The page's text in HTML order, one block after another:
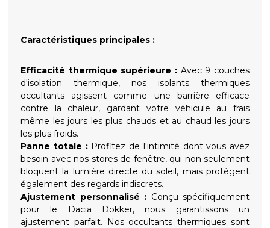
Caractéristiques principales :
Efficacité thermique supérieure : Avec 9 couches
d'isolation thermique, nos isolants thermiques
occultants agissent comme une barrière efficace
contre la chaleur, gardant votre véhicule au frais
même les jours les plus chauds et au chaud les jours
les plus froids.
Panne totale :Profitez de l'intimité dont vous avez
besoin avec nos stores de fenêtre, qui non seulement
bloquent la lumière directe du soleil, mais protègent
également des regards indiscrets.
Ajustement personnalisé : Conçu spécifiquement
pour le Dacia Dokker, nous garantissons un
ajustement parfait. Nos occultants thermiques sont